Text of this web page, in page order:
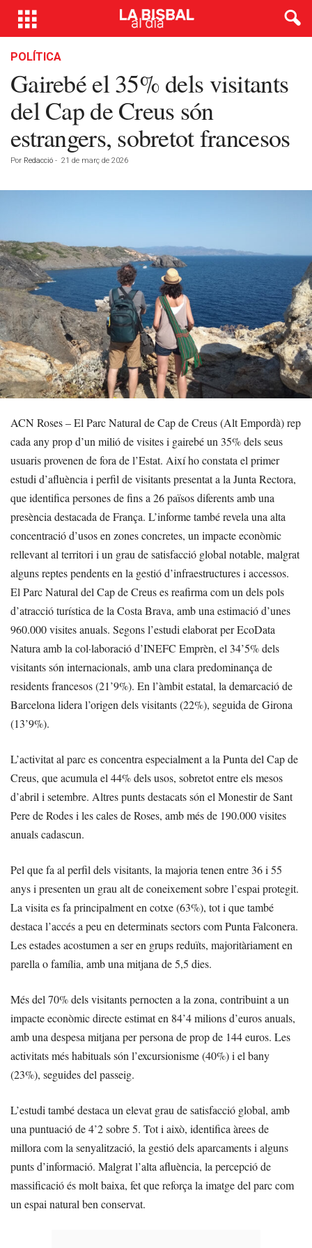
POLÍTICA
Gairebé el 35% dels visitants
del Cap de Creus són
estrangers, sobretot francesos
Por Redacció - 21 de març de 2026
ACN Roses – El Parc Natural de Cap de Creus (Alt Empordà) rep
cada any prop d’un milió de visites i gairebé un 35% dels seus
usuaris provenen de fora de l’Estat. Així ho constata el primer
estudi d’afluència i perfil de visitants presentat a la Junta Rectora,
que identifica persones de fins a 26 països diferents amb una
presència destacada de França. L’informe també revela una alta
concentració d’usos en zones concretes, un impacte econòmic
rellevant al territori i un grau de satisfacció global notable, malgrat
alguns reptes pendents en la gestió d’infraestructures i accessos.
El Parc Natural del Cap de Creus es reafirma com un dels pols
d’atracció turística de la Costa Brava, amb una estimació d’unes
960.000 visites anuals. Segons l’estudi elaborat per EcoData
Natura amb la col·laboració d’INEFC Emprèn, el 34’5% dels
visitants són internacionals, amb una clara predominança de
residents francesos (21’9%). En l’àmbit estatal, la demarcació de
Barcelona lidera l’origen dels visitants (22%), seguida de Girona
(13’9%).
L’activitat al parc es concentra especialment a la Punta del Cap de
Creus, que acumula el 44% dels usos, sobretot entre els mesos
d’abril i setembre. Altres punts destacats són el Monestir de Sant
Pere de Rodes i les cales de Roses, amb més de 190.000 visites
anuals cadascun.
Pel que fa al perfil dels visitants, la majoria tenen entre 36 i 55
anys i presenten un grau alt de coneixement sobre l’espai protegit.
La visita es fa principalment en cotxe (63%), tot i que també
destaca l’accés a peu en determinats sectors com Punta Falconera.
Les estades acostumen a ser en grups reduïts, majoritàriament en
parella o família, amb una mitjana de 5,5 dies.
Més del 70% dels visitants pernocten a la zona, contribuint a un
impacte econòmic directe estimat en 84’4 milions d’euros anuals,
amb una despesa mitjana per persona de prop de 144 euros. Les
activitats més habituals són l’excursionisme (40%) i el bany
(23%), seguides del passeig.
L’estudi també destaca un elevat grau de satisfacció global, amb
una puntuació de 4’2 sobre 5. Tot i això, identifica àrees de
millora com la senyalització, la gestió dels aparcaments i alguns
punts d’informació. Malgrat l’alta afluència, la percepció de
massificació és molt baixa, fet que reforça la imatge del parc com
un espai natural ben conservat.